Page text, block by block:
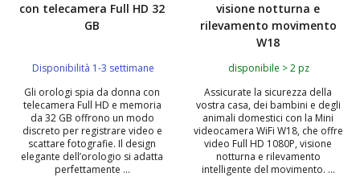
con telecamera Full HD 32
GB
Disponibilità 1-3 settimane
Gli orologi spia da donna con
telecamera Full HD e memoria
da 32 GB offrono un modo
discreto per registrare video e
scattare fotografie. Il design
elegante dell’orologio si adatta
perfettamente ...
visione notturna e
rilevamento movimento
W18
disponibile > 2 pz
Assicurate la sicurezza della
vostra casa, dei bambini e degli
animali domestici con la Mini
videocamera WiFi W18, che offre
video Full HD 1080P, visione
notturna e rilevamento
intelligente del movimento. ...